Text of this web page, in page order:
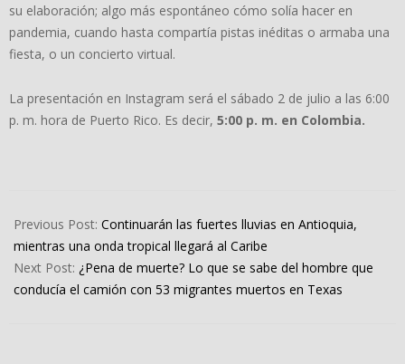
su elaboración; algo más espontáneo cómo solía hacer en
pandemia, cuando hasta compartía pistas inéditas o armaba una
fiesta, o un concierto virtual.
La presentación en Instagram será el sábado 2 de julio a las 6:00
p. m. hora de Puerto Rico. Es decir, 5:00 p. m. en Colombia.
06-
30
Previous Post: Continuarán las fuertes lluvias en Antioquia,
mientras una onda tropical llegará al Caribe
Next Post: ¿Pena de muerte? Lo que se sabe del hombre que
conducía el camión con 53 migrantes muertos en Texas